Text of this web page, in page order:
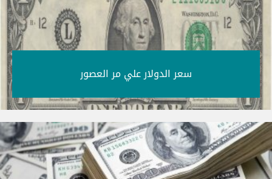
سعر الدولار علي مر العصور‎